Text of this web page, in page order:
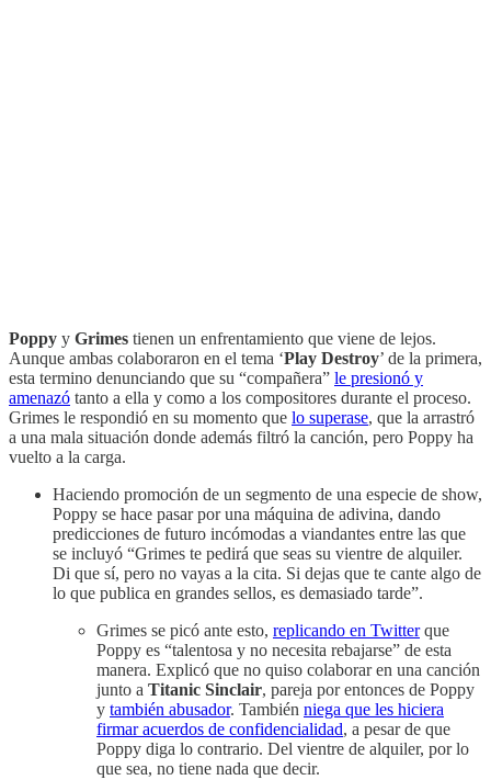
Poppy y Grimes tienen un enfrentamiento que viene de lejos.
Aunque ambas colaboraron en el tema ‘Play Destroy’ de la primera,
esta termino denunciando que su “compañera” le presionó y
amenazó tanto a ella y como a los compositores durante el proceso.
Grimes le respondió en su momento que lo superase, que la arrastró
a una mala situación donde además filtró la canción, pero Poppy ha
vuelto a la carga.
Haciendo promoción de un segmento de una especie de show,
Poppy se hace pasar por una máquina de adivina, dando
predicciones de futuro incómodas a viandantes entre las que
se incluyó “Grimes te pedirá que seas su vientre de alquiler.
Di que sí, pero no vayas a la cita. Si dejas que te cante algo de
lo que publica en grandes sellos, es demasiado tarde”.
Grimes se picó ante esto, replicando en Twitterque
Poppy es “talentosa y no necesita rebajarse” de esta
manera. Explicó que no quiso colaborar en una canción
junto a Titanic Sinclair, pareja por entonces de Poppy
y también abusador. También niega que les hiciera
firmar acuerdos de confidencialidad, a pesar de que
Poppy diga lo contrario. Del vientre de alquiler, por lo
que sea, no tiene nada que decir.